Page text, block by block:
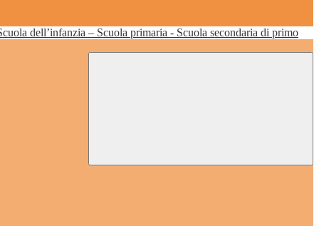
dell’infanzia – Scuola primaria - Scuola secondaria di primo